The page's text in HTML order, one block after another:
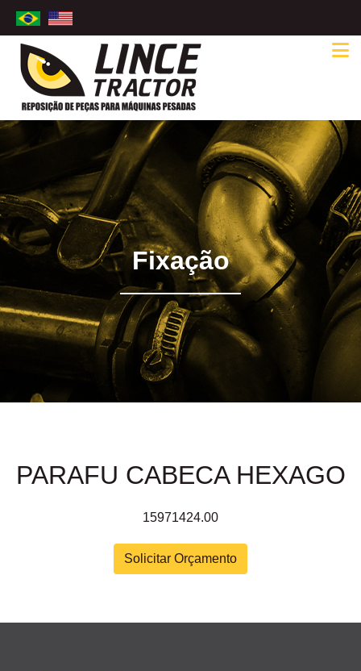
Fixação
PARAFU CABECA HEXAGO
15971424.00
Solicitar Orçamento